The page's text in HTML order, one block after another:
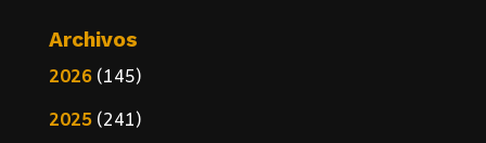
Archivos
2026(145)
2025(241)